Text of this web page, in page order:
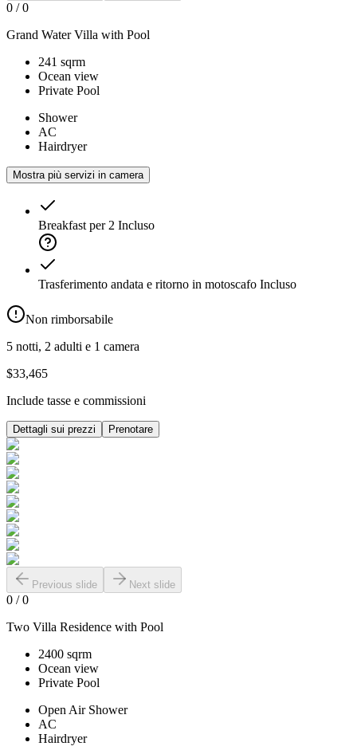
0 /0
Grand Water Villa with Pool
241 sqrm
Ocean view
Private Pool
Shower
AC
Hairdryer
Mostra più servizi in camera
Breakfast per 2 Incluso
Trasferimento andata e ritorno in motoscafo Incluso
Non rimborsabile
5 notti, 2 adulti e 1 camera
$33,465
Include tasse e commissioni
Dettagli sui prezzi Prenotare
Previous slide Next slide
0 /0
Two Villa Residence with Pool
2400 sqrm
Ocean view
Private Pool
Open Air Shower
AC
Hairdryer